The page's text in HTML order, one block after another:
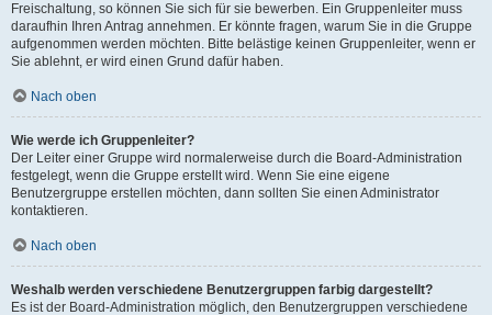
Freischaltung, so können Sie sich für sie bewerben. Ein Gruppenleiter muss
daraufhin Ihren Antrag annehmen. Er könnte fragen, warum Sie in die Gruppe
aufgenommen werden möchten. Bitte belästige keinen Gruppenleiter, wenn er
Sie ablehnt, er wird einen Grund dafür haben.
Nach oben
Wie werde ich Gruppenleiter?
Der Leiter einer Gruppe wird normalerweise durch die Board-Administration
festgelegt, wenn die Gruppe erstellt wird. Wenn Sie eine eigene
Benutzergruppe erstellen möchten, dann sollten Sie einen Administrator
kontaktieren.
Nach oben
Weshalb werden verschiedene Benutzergruppen farbig dargestellt?
Es ist der Board-Administration möglich, den Benutzergruppen verschiedene